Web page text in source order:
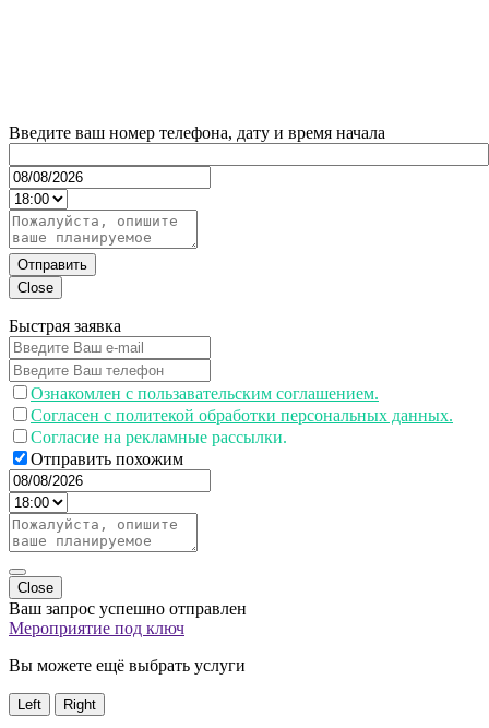
Введите ваш номер телефона, дату и время начала
Отправить
Close
Быстрая заявка
Ознакомлен с пользавательским соглашением.
Согласен с политекой обработки персональных данных.
Согласие на рекламные рассылки.
Отправить похожим
Close
Ваш запрос успешно отправлен
Мероприятие под ключ
Вы можете ещё выбрать услуги
Left Right